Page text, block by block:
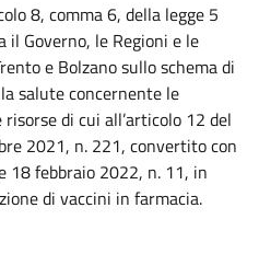
8, comma 6, della legge 5
Governo, le Regioni e le
e Bolzano sullo schema di
salute concernente le
di cui all’articolo 12 del
2021, n. 221, convertito con
18 febbraio 2022, n. 11, in
di vaccini in farmacia.